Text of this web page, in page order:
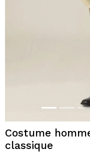
Costume
classique